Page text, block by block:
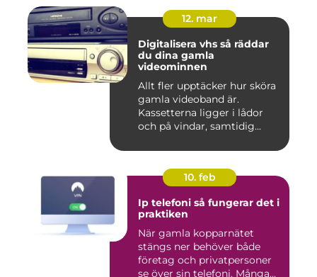
12. mar
Digitalisera vhs så räddar
du dina gamla
videominnen
Allt fler upptäcker hur sköra
gamla videoband är.
Kassetterna ligger i lådor
och på vindar, samtidig...
10. feb
Ip telefoni så fungerar det i
praktiken
När gamla kopparnätet
stängs ner behöver både
företag och privatpersoner
se över sin telefoni. Många...